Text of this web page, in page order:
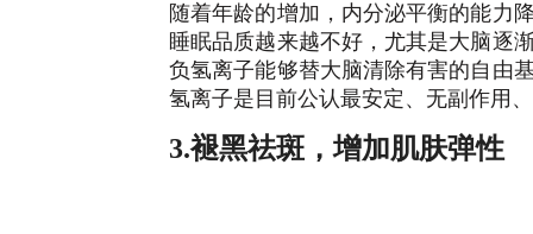
随着年龄的增加，内分泌平衡的能力
睡眠品质越来越不好，尤其是大脑逐
负氢离子能够替大脑清除有害的自由
氢离子是目前公认最安定、无副作
3.褪黑祛斑，增加肌肤弹性